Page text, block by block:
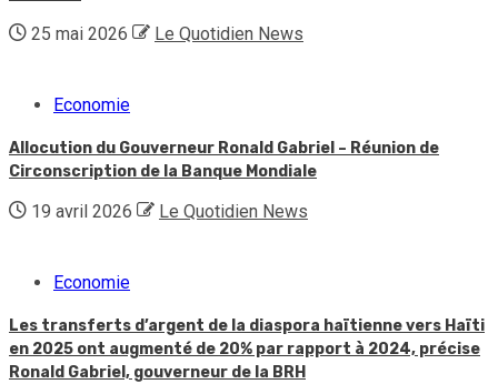
25 mai 2026 Le Quotidien News
Economie
Allocution du Gouverneur Ronald Gabriel – Réunion de
Circonscription de la Banque Mondiale
19 avril 2026 Le Quotidien News
Economie
Les transferts d’argent de la diaspora haïtienne vers Haïti
en 2025 ont augmenté de 20% par rapport à 2024, précise
Ronald Gabriel, gouverneur de la BRH